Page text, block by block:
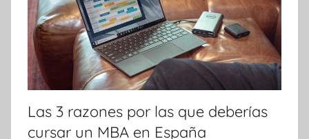
Las 3 razones por las que deberías
cursar un MBA en España